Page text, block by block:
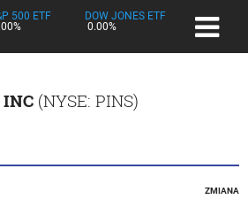
500 ETF
DOW JONES ETF
0.00%
(NYSE: PINS)
ZMIANA